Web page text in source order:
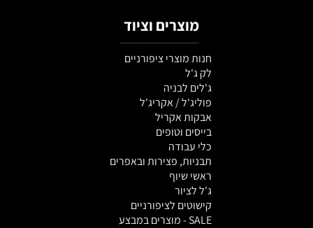
מוצרים וציוד
חנות מוצרי ציפורניים
לק ג'ל
ג'לים לבניה
פוליג'ל / אקריג'ל
אבקות אקריל
בייסים וטופים
כלי עבודה
תבניות, פצירות ובאפרים
ראשי שיוף
ג'ל לציור
קישוטים לציפורניים
SALE - מוצרים במבצע